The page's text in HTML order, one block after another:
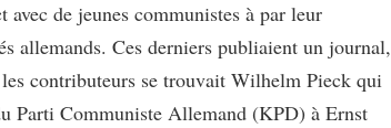
de jeunes communistes à par leur
allemands. Ces derniers publiaient un journal,
contributeurs se trouvait Wilhelm Pieck qui
Parti Communiste Allemand (KPD) à Ernst